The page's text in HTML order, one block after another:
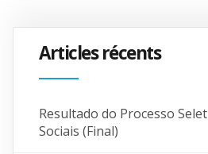
Articles récents
Resultado do Processo
Sociais (Final)